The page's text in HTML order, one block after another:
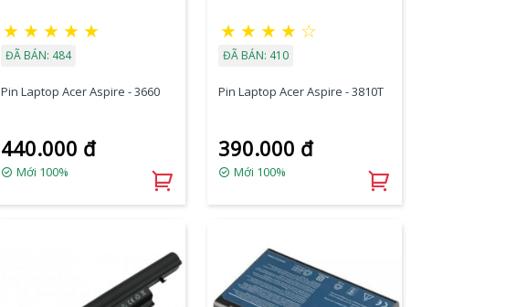
★ ★ ★ ★ ★
ĐÃ BÁN: 484
Pin Laptop Acer Aspire - 3660
440.000 đ
Mới 100%
★ ★ ★ ★ ☆
ĐÃ BÁN: 410
Pin Laptop Acer Aspire - 3810T
390.000 đ
Mới 100%